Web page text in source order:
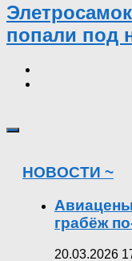
попали под
НОВОСТИ ~
грабёж
20.03.2026